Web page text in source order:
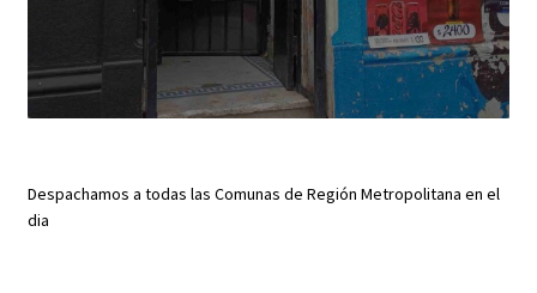
Despachamos a todas las Comunas de Región Metropolitana en el
dia